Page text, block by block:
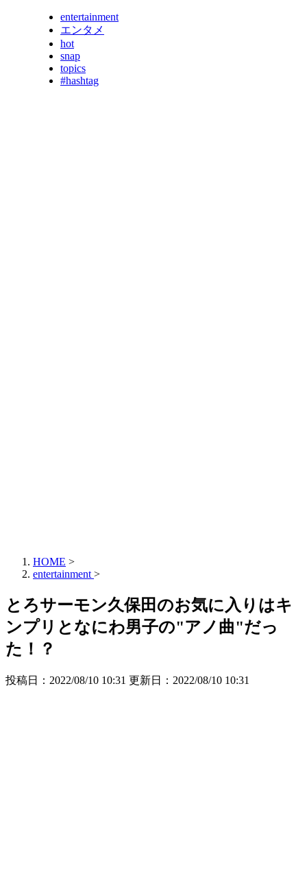
entertainment
エンタメ
hot
snap
topics
#hashtag
HOME >
entertainment >
とろサーモン久保田のお気に入りはキ
ンプリとなにわ男子の"アノ曲"だっ
た！？
投稿日：2022/08/10 10:31 更新日： 2022/08/10 10:31